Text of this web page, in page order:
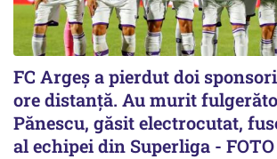
FC Argeș a pierdut doi
ore distanță. Au murit
Pănescu, găsit electrocutat,
al echipei din Superliga -